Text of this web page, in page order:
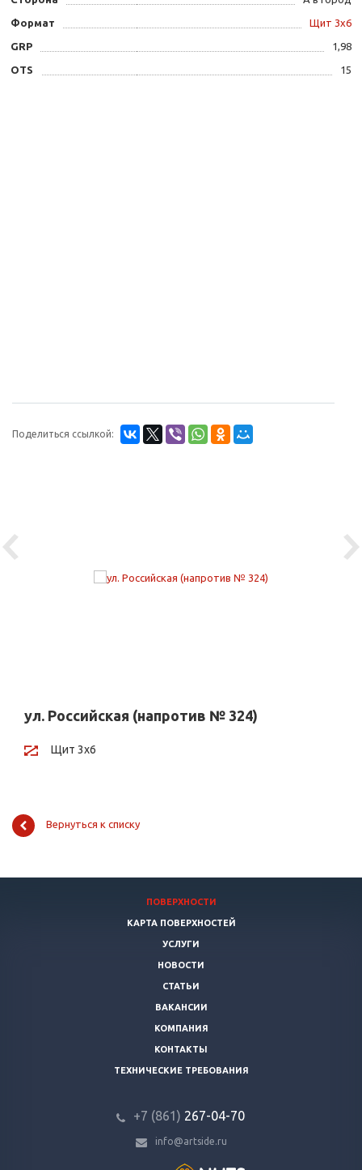
Формат Щит 3х6
GRP 1,98
OTS 15
Поделиться ссылкой:
Previous
ул. Российская (напротив № 324)
Щит 3х6
Вернуться к списку
ПОВЕРХНОСТИ
КАРТА ПОВЕРХНОСТЕЙ
УСЛУГИ
НОВОСТИ
СТАТЬИ
ВАКАНСИИ
КОМПАНИЯ
КОНТАКТЫ
ТЕХНИЧЕСКИЕ ТРЕБОВАНИЯ
+7 (861) 267-04-70
info@artside.ru